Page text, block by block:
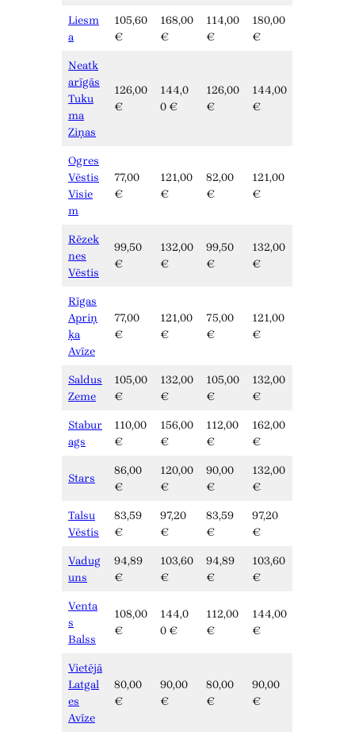
Liesm
a
105,60
€
168,00
€
114,00
€
180,00
€
Neatk
arīgās
Tuku
ma
Ziņas
126,00
€
144,0
0 €
126,00
€
144,00
€
Ogres
Vēstis
Visie
m
77,00
€
121,00
€
82,00
€
121,00
€
Rēzek
nes
Vēstis
99,50
€
132,00
€
99,50
€
132,00
€
Rīgas
Apriņ
ķa
Avīze
77,00
€
121,00
€
75,00
€
121,00
€
Saldus
Zeme
105,00
€
132,00
€
105,00
€
132,00
€
Stabur
ags
110,00
€
156,00
€
112,00
€
162,00
€
Stars
86,00
€
120,00
€
90,00
€
132,00
€
Talsu
Vēstis
83,59
€
97,20
€
83,59
€
97,20
€
Vadug
uns
94,89
€
103,60
€
94,89
€
103,60
€
Venta
s
Balss
108,00
€
144,0
0 €
112,00
€
144,00
€
Vietējā
Latgal
es
Avīze
80,00
€
90,00
€
80,00
€
90,00
€